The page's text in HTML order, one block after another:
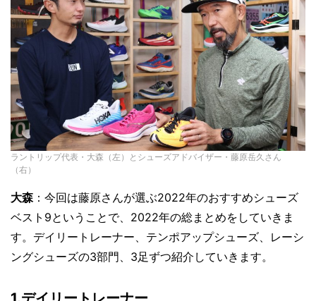
ラントリップ代表・大森（左）とシューズアドバイザー・藤原岳久さん
（右）
大森：今回は藤原さんが選ぶ2022年のおすすめシューズ
ベスト9ということで、2022年の総まとめをしていきま
す。デイリートレーナー、テンポアップシューズ、レーシ
ングシューズの3部門、3足ずつ紹介していきます。